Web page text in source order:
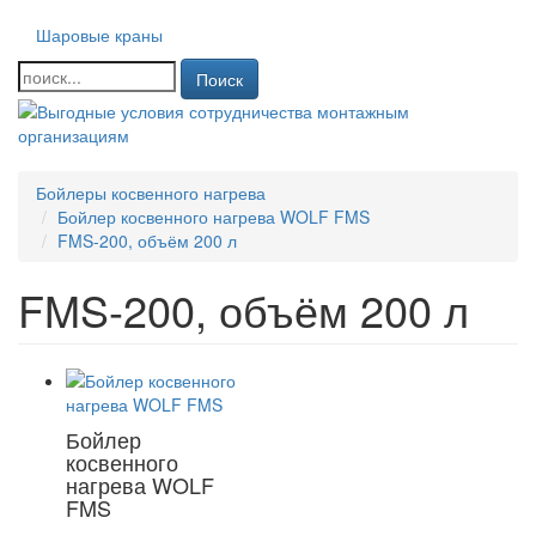
Шаровые краны
Поиск
Бойлеры косвенного нагрева
Бойлер косвенного нагрева WOLF FMS
FMS-200, объём 200 л
FMS-200, объём 200 л
Бойлер
косвенного
нагрева WOLF
FMS